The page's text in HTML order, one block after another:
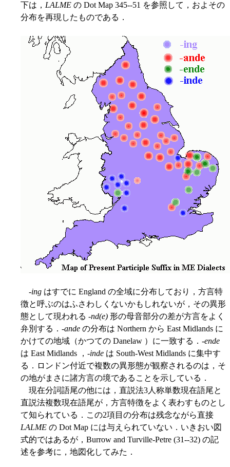
下は， LALME の Dot Map 345--51 を参照して，およその
分布を再現したものである．
-ing はすでに England の全域に分布しており，方言特
徴と呼ぶのはふさわしくないかもしれないが，その異形
態として現われる -nd(e) 形の母音部分の差が方言をよく
弁別する．-ande の分布は Northern から East Midlands に
かけての地域（かつての Danelaw ）に一致する．-ende
は East Midlands ，-inde は South-West Midlands に集中す
る．ロンドン付近で複数の異形態が観察されるのは，そ
の地がまさに諸方言の境であることを示している．
現在分詞語尾の他には，直説法3人称単数現在語尾と
直説法複数現在語尾が，方言特徴をよく表わすものとし
て知られている．この2項目の分布は残念ながら直接
LALME の Dot Map には与えられていない．いきおい図
式的ではあるが，Burrow and Turville-Petre (31--32) の記
述を参考に，地図化してみた．